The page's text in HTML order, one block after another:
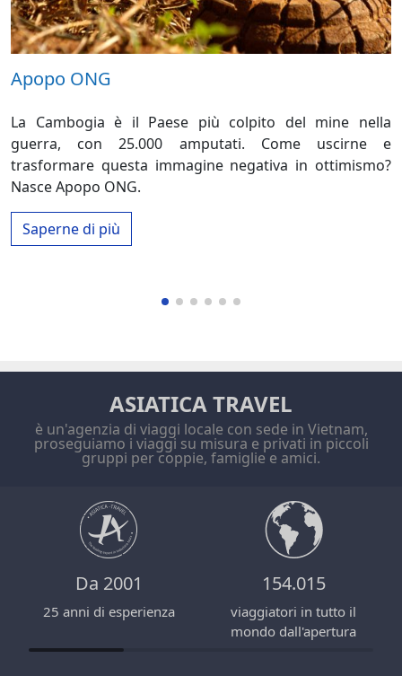
Apopo ONG
La Cambogia è il Paese più colpito del mine nella
guerra, con 25.000 amputati. Come uscirne e
trasformare questa immagine negativa in ottimismo?
Nasce Apopo ONG.
Saperne di più
ASIATICA TRAVEL
è un'agenzia di viaggi locale con sede in Vietnam,
proseguiamo i viaggi su misura e privati in piccoli
gruppi per coppie, famiglie e amici.
Da 2001
25 anni di esperienza
154.015
viaggiatori in tutto il
mondo dall'apertura